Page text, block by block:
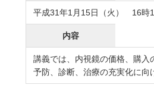
平成31年1月15日（火） 16時
内容
講義では、内視鏡の価格、購
予防、診断、治療の充実化に